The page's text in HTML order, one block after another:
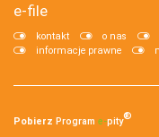
e-file
kontakt o nas
informacje prawne
Pobierz Program e‑pity®